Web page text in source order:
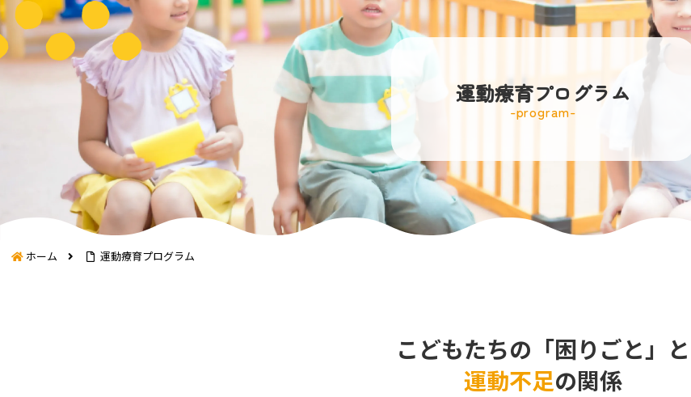
運動療育プログラム
program
ホーム 運動療育プログラム
こどもたちの「困りごと」と
運動不足の関係